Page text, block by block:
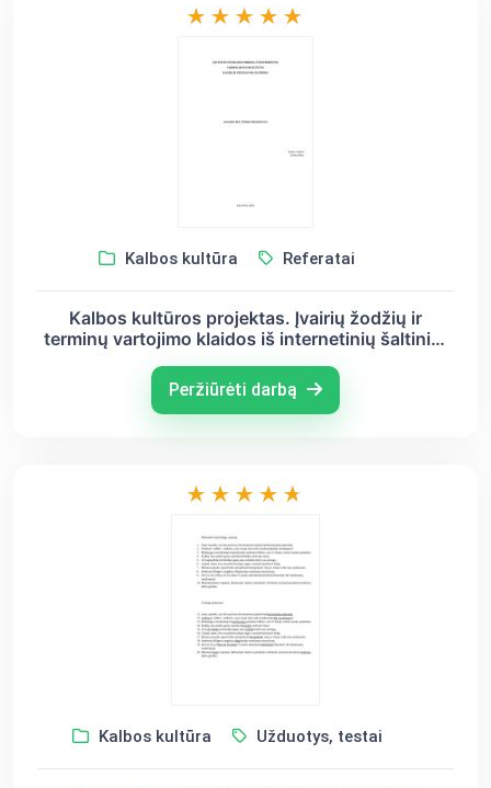
Kalbos kultūra Referatai
Kalbos kultūros projektas. Įvairių žodžių ir
terminų vartojimo klaidos iš internetinių šaltinių,
Peržiūrėti darbą
Kalbos kultūra Užduotys, testai